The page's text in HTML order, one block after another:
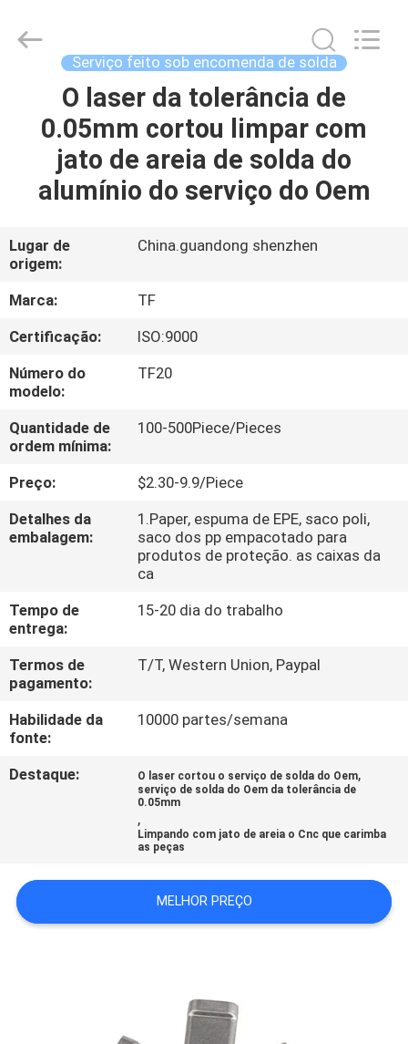
PARA
CASA
PRODUTOS
SOBRE
NÓS
VISITA
À
FÁBRICA
CONTROLE
DE
QUALIDADE
CONTACTE-
NOS
NOTÍCIAS
SOLICITE
UM
ORÇAMENTO
DO
SITE
Tuofa
Technology
Serviço feito sob encomenda de solda
O laser da tolerância de
0.05mm cortou limpar com
jato de areia de solda do
alumínio do serviço do Oem
Lugar de
origem:
China.guandong shenzhen
Marca:
TF
Certificação:
ISO:9000
Número do
modelo:
TF20
Quantidade de
ordem mínima:
100-500Piece/Pieces
Preço:
$2.30-9.9/Piece
Detalhes da
embalagem:
1.Paper, espuma de EPE, saco poli,
saco dos pp empacotado para
produtos de proteção. as caixas da
ca
Tempo de
entrega:
15-20 dia do trabalho
Termos de
pagamento:
T/T, Western Union, Paypal
Habilidade da
fonte:
10000 partes/semana
Destaque: O laser cortou o serviço de solda do Oem,
serviço de solda do Oem da tolerância de
0.05mm
,
Limpando com jato de areia o Cnc que carimba
as peças
MELHOR PREÇO